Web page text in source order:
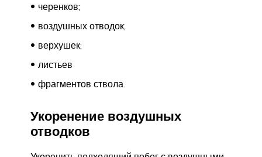
черенков;
воздушных отводок;
верхушек;
листьев
фрагментов ствола.
Укоренение воздушных
отводков